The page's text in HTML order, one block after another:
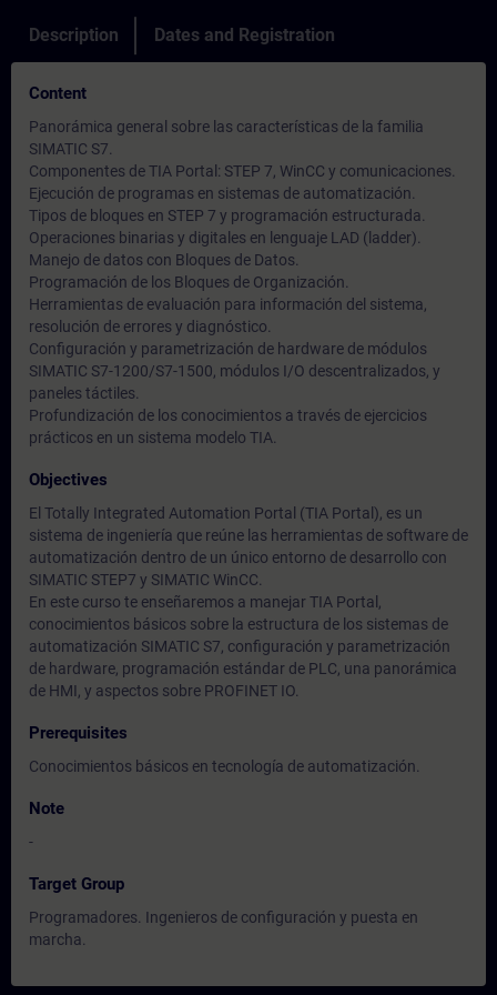
Description Dates and Registration
Content
Panorámica general sobre las características de la familia
SIMATIC S7.
Componentes de TIA Portal: STEP 7, WinCC y comunicaciones.
Ejecución de programas en sistemas de automatización.
Tipos de bloques en STEP 7 y programación estructurada.
Operaciones binarias y digitales en lenguaje LAD (ladder).
Manejo de datos con Bloques de Datos.
Programación de los Bloques de Organización.
Herramientas de evaluación para información del sistema,
resolución de errores y diagnóstico.
Configuración y parametrización de hardware de módulos
SIMATIC S7-1200/S7-1500, módulos I/O descentralizados, y
paneles táctiles.
Profundización de los conocimientos a través de ejercicios
prácticos en un sistema modelo TIA.
Objectives
El Totally Integrated Automation Portal (TIA Portal), es un
sistema de ingeniería que reúne las herramientas de software de
automatización dentro de un único entorno de desarrollo con
SIMATIC STEP7 y SIMATIC WinCC.
En este curso te enseñaremos a manejar TIA Portal,
conocimientos básicos sobre la estructura de los sistemas de
automatización SIMATIC S7, configuración y parametrización
de hardware, programación estándar de PLC, una panorámica
de HMI, y aspectos sobre PROFINET IO.
Prerequisites
Conocimientos básicos en tecnología de automatización.
Note
-
Target Group
Programadores. Ingenieros de configuración y puesta en
marcha.